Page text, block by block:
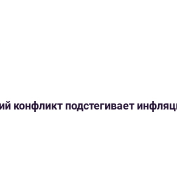
конфликт подстегивает